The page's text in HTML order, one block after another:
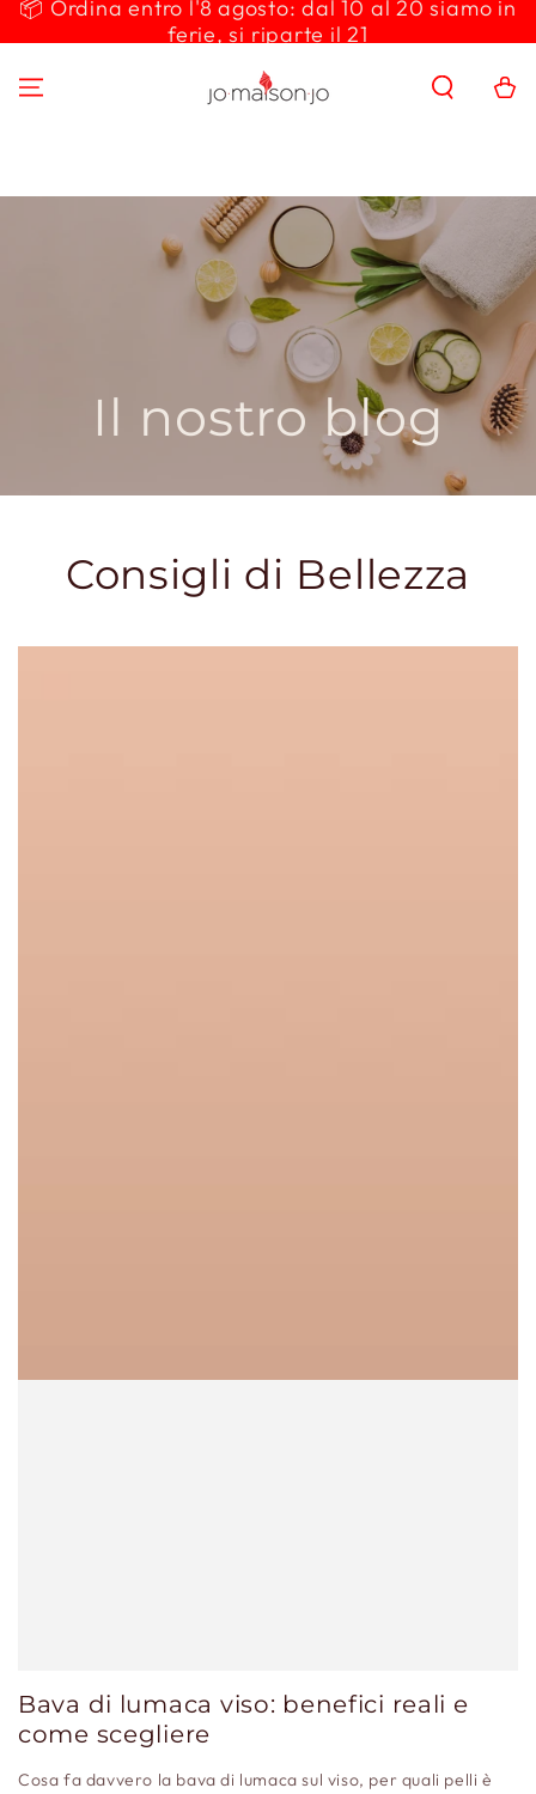
PASSA AL
📦 Ordina entro l'8 agosto: dal 10 al 20 siamo in
ferie, si riparte il 21
Carello
Il nostro blog
Consigli di Bellezza
Bava di lumaca viso: benefici reali e
come scegliere
Cosa fa davvero la bava di lumaca sul viso, per quali pelli è